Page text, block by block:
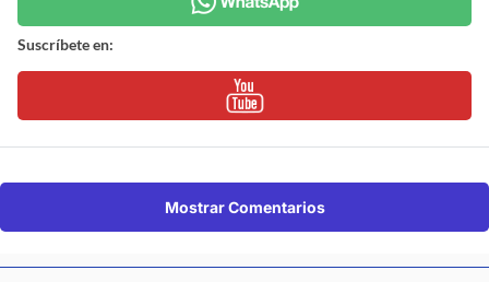
Suscríbete en:
Mostrar Comentarios